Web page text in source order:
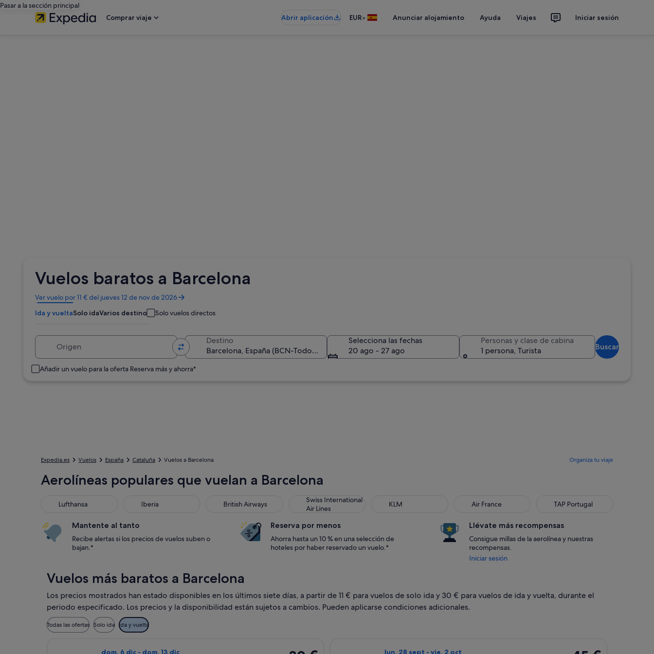
Pasar a la sección principal
Comprar viaje
Abrir aplicación EUR• Anunciar alojamiento Ayuda Viajes Iniciar sesión
Vuelos baratos a Barcelona
Ver vuelo por 11 € del jueves 12 de nov de 2026
Se
abre
en
nueva
Ida y vueltaSolo idaVarios destinos Solo vuelos directos
Destino
Selecciona las fechas
20 ago - 27 ago
Personas y clase de cabina
1 persona, Turista
Buscar
Añadir un vuelo para la oferta Reserva más y ahorra*
Expedia.es Vuelos España Cataluña Vuelos a Barcelona Organiza tu viaje
Aerolíneas populares que vuelan a Barcelona
Lufthansa
Lufthansa Iberia
Iberia British Airways
British Airways
Swiss International
Air Lines
Swiss International Air Lines KLM Air France
Air France TAP Portugal
TAP Portugal
Mantente al tanto
Recibe alertas si los precios de vuelos suben o
bajan.*
Reserva por menos
Ahorra hasta un 10 % en una selección de
hoteles por haber reservado un vuelo.*
Llévate más recompensas
Consigue millas de la aerolínea y nuestras
recompensas.
Iniciar sesión
Vuelos más baratos a Barcelona
Los precios mostrados han estado disponibles en los últimos siete días, a partir de 11 € para vuelos de solo ida y 30 € para vuelos de ida y vuelta, durante el
periodo especificado. Los precios y la disponibilidad están sujetos a cambios. Pueden aplicarse condiciones adicionales.
Todas las ofertas Solo ida Ida y vuelta
dom, 6 dic - dom, 13 dic lun, 28 sept - vie, 2 oct